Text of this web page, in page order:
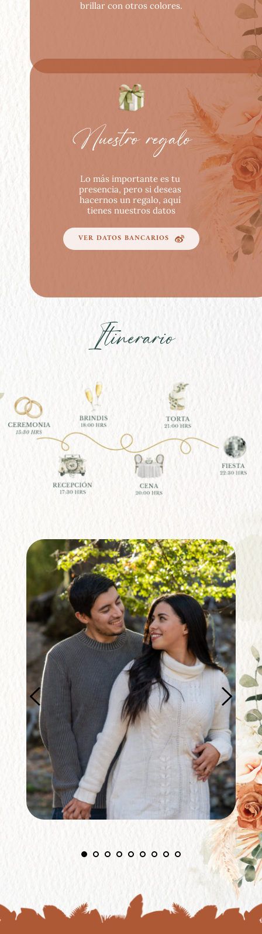
brillar con otros colores.
Nuestro regalo
Lo más importante es tu
presencia, pero si deseas
hacernos un regalo, aquí
tienes nuestros datos
VER DATOS BANCARIOS
Itinerario